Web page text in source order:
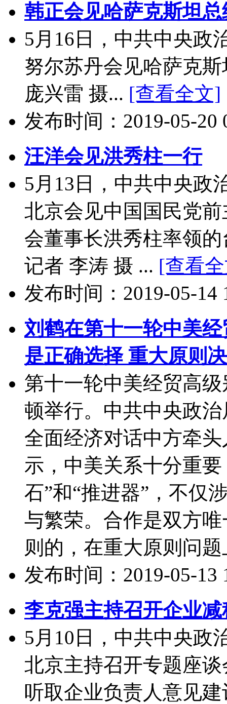
韩正会见哈萨克斯坦
5月16日，中共中央政
努尔苏丹会见哈萨克
庞兴雷 摄... [查看全文]
发布时间：2019-05-20
汪洋会见洪秀柱一行
5月13日，中共中央政
北京会见中国国民党
会董事长洪秀柱率领
记者 李涛 摄 ... [查看
发布时间：2019-05-14
刘鹤在第十一轮中美
是正确选择 重大原则
第十一轮中美经贸高
顿举行。中共中央政
全面经济对话中方牵
示，中美关系十分重
石”和“推进器”，不仅
与繁荣。合作是双方
则的，在重大原则问
发布时间：2019-05-13
李克强主持召开企业
5月10日，中共中央政
北京主持召开专题座
听取企业负责人意见